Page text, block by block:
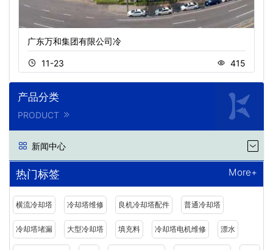
广东万和集团有限公司冷
11-23 415
产品分类
PRODUCT
新闻中心
热门标签 More+
横流冷却塔 冷却塔维修 良机冷却塔配件 普通冷却塔
冷却塔堵漏 大型冷却塔 填充料 冷却塔电机维修 漂水